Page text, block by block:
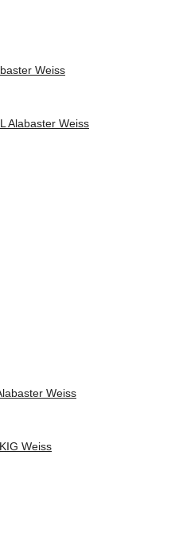
Weiss
Weiss